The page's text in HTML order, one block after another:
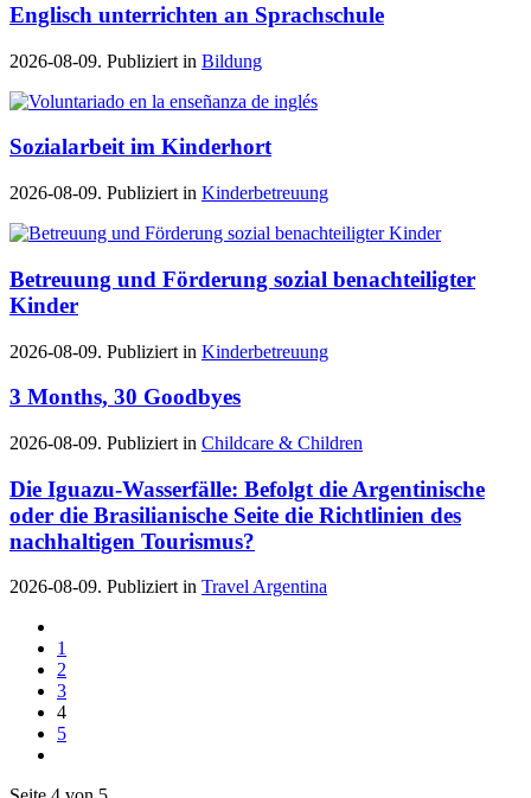
Englisch unterrichten an Sprachschule
2026-08-09. Publiziert in Bildung
Sozialarbeit im Kinderhort
2026-08-09. Publiziert in Kinderbetreuung
Betreuung und Förderung sozial benachteiligter
Kinder
2026-08-09. Publiziert in Kinderbetreuung
3 Months, 30 Goodbyes
2026-08-09. Publiziert in Childcare & Children
Die Iguazu-Wasserfälle: Befolgt die Argentinische
oder die Brasilianische Seite die Richtlinien des
nachhaltigen Tourismus?
2026-08-09. Publiziert in Travel Argentina
1
2
3
4
5